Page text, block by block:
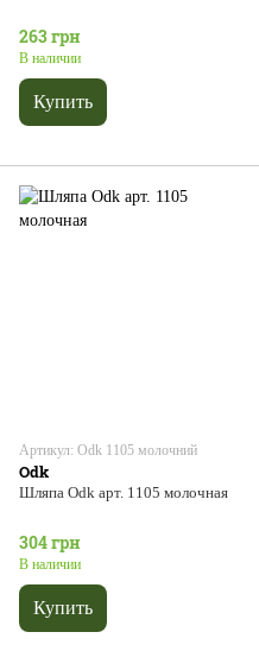
263 грн
В наличии
Купить
Артикул: Odk 1105 молочний
Odk
Шляпа Odk арт. 1105 молочная
304 грн
В наличии
Купить